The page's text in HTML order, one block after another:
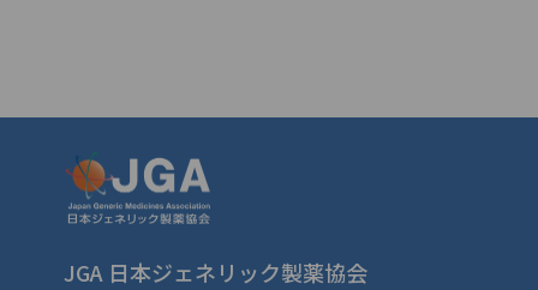
JGA 日本ジェネリック製薬協会